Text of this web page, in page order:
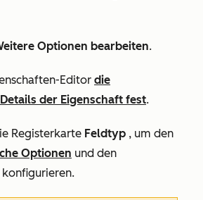
Optionen bearbeiten.
Editor die
der Eigenschaft fest.
Registerkarte Feldtyp , um den
Optionen und den
konfigurieren.